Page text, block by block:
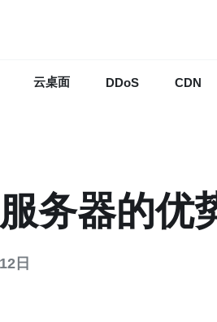
云桌面 DDoS CDN
务器的优
日